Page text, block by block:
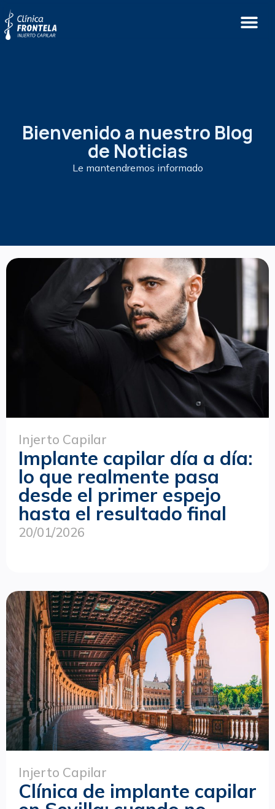
Bienvenido a nuestro Blog
de Noticias
Le mantendremos informado
Injerto Capilar
Implante capilar día a día:
lo que realmente pasa
desde el primer espejo
hasta el resultado final
20/01/2026
Injerto Capilar
Clínica de implante capilar